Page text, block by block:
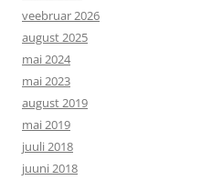
veebruar 2026
august 2025
mai 2024
mai 2023
august 2019
mai 2019
juuli 2018
juuni 2018